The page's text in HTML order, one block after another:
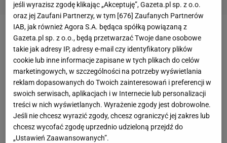
Wydarzenie weekendu
Liverpool wygrał na własnym stadionie 3:2 z
Manchesterem City w fantastycznym meczu, który
może zadecydować o mistrzostwie Premier League.
"The Reds" uczcili w ten sposób 25. rocznicę tragedii
na Hillsborough. Po pierwszej połowie gospodarze
prowadzili 2:0, by w drugiej szybko stracić przewagę.
jeśli wyrazisz zgodę klikając „Akceptuję”, Gazeta.pl sp. z o.o.
oraz jej Zaufani Partnerzy, w tym [676] Zaufanych Partnerów
IAB, jak również Agora S.A. będąca spółką powiązaną z
Gazeta.pl sp. z o.o., będą przetwarzać Twoje dane osobowe
takie jak adresy IP, adresy e-mail czy identyfikatory plików
cookie lub inne informacje zapisane w tych plikach do celów
marketingowych, w szczególności na potrzeby wyświetlania
reklam dopasowanych do Twoich zainteresowań i preferencji w
swoich serwisach, aplikacjach i w Internecie lub personalizacji
treści w nich wyświetlanych. Wyrażenie zgody jest dobrowolne.
Jeśli nie chcesz wyrazić zgody, chcesz ograniczyć jej zakres lub
chcesz wycofać zgodę uprzednio udzieloną przejdź do
„Ustawień Zaawansowanych”.